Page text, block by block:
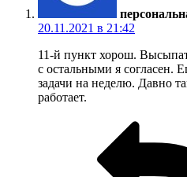
20.11.2021 в 21:42
11-й пункт хорош.
с остальными я согласен.
задачи на неделю. Давно
работает.